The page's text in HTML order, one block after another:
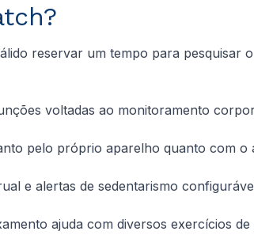
reservar um tempo para pesquisar
voltadas ao monitoramento
pelo próprio aparelho quanto com o
e alertas de sedentarismo
ajuda com diversos exercícios de